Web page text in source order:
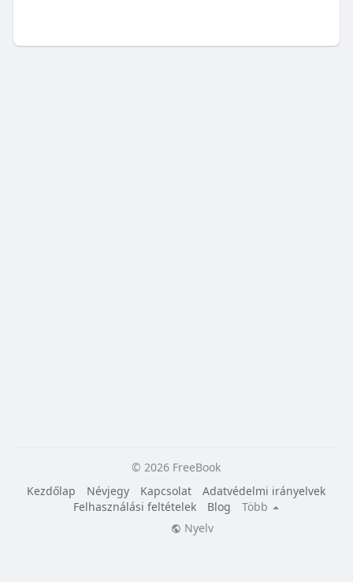
© 2026 FreeBook
Kezdőlap
Névjegy Kapcsolat
Adatvédelmi irányelvek
Felhasználási feltételek
Blog
Több
Nyelv